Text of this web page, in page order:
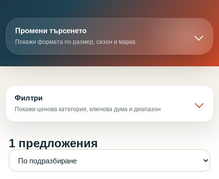
Промени търсенето
Покажи формата по размер, сезон и марка
Филтри
Покажи ценова категория, ключова дума и диапазон
1 предложения